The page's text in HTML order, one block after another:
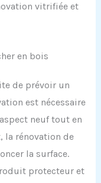
vitrifiée et
en bois
de prévoir un
est nécessaire
neuf tout en
la rénovation de
la surface.
protecteur et